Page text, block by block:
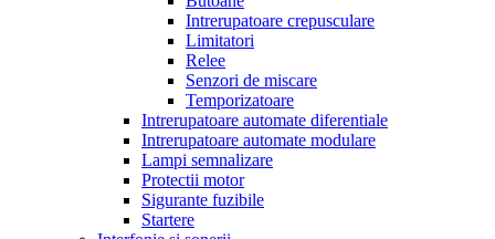
Intrerupatoare crepusculare
Limitatori
Relee
Senzori de miscare
Temporizatoare
Intrerupatoare automate diferentiale
Intrerupatoare automate modulare
Lampi semnalizare
Protectii motor
Sigurante fuzibile
Startere